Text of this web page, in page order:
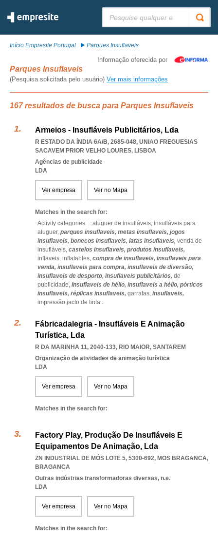
Início Empresite Portugal Parques Insuflaveis
Informação oferecida por
Parques Insuflaveis
(Pesquisa solicitada pelo usuário) Ver mais informações
167 resultados de busca para Parques Insuflaveis
Armeios - Insufláveis Publicitários, Lda
R ESTADO DA ÍNDIA 6A/B, 2685-048, UNIAO FREGUESIAS
SACAVEM PRIOR VELHO LOURES, LISBOA
Agências de publicidade
LDA
Ver empresa Ver no Mapa
Matches in the search for:
Activity categories: ...aluguer de insufláveis, insufláveis para
aluguer, parques insuflaveis, metas insuflaveis, jogos
insuflaveis, bonecos insuflaveis, latas insuflaveis, venda de
insufláveis, castelos insuflaveis, produtos insuflaveis,
inflaveis, inflatables, compra de insuflaveis, insuflaveis para
venda, insuflaveis para compra, insuflaveis de diversão,
insuflaveis de desporto, insuflaveis publicitários, de
publicidade, insuflaveis de hélio, insuflaveis a hélio, pórticos
insuflaveis, réplicas insuflaveis, garrafas, insuflaveis,
impressão jacto de tinta...
Fábricadalegria - Insufláveis E Animação
Turística, Lda
R DA MARINHA 11, 2040-133, RIO MAIOR, SANTAREM
Organização de atividades de animação turística
LDA
Ver empresa Ver no Mapa
Matches in the search for:
Factory Play, Produção De Insufláveis E
Equipamentos De Animação, Lda
ZN INDUSTRIAL DE MÓS LOTE 5, 5300-692, MOS BRAGANCA,
BRAGANCA
Outras indústrias transformadoras diversas, n.e.
LDA
Ver empresa Ver no Mapa
Matches in the search for: